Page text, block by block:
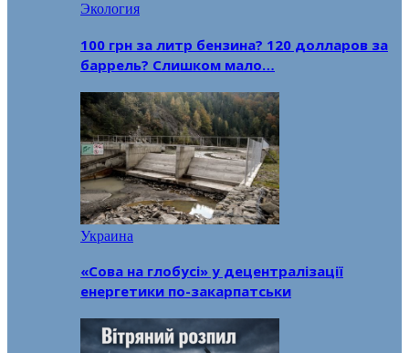
Экология
100 грн за литр бензина? 120 долларов за
баррель? Слишком мало…
Украина
«Сова на глобусі» у децентралізації
енергетики по-закарпатськи